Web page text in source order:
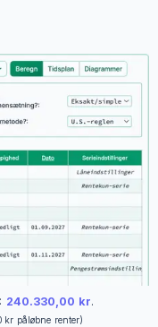
240.330,00 kr.
påløbne renter)